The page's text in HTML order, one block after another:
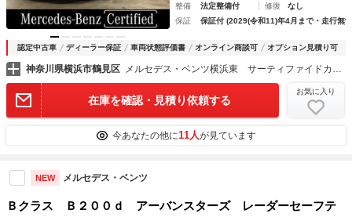
整備
法定整備付 修復
なし
保証
保証付 (2029(令和11)年4月まで・走行無
認定中古車 ディーラー保証 車両状態評価書 オンライン商談可 オプション見積り可
神奈川県横浜市鶴見区 メルセデス・ベンツ横浜東 サーティファイドカーセンター
在庫を確認・見積り依頼する
お気に入り
今あなたの他に11人が見ています
NEW メルセデス・ベンツ
Ｂクラス Ｂ２００ｄ アーバンスターズ レーダーセーフテ